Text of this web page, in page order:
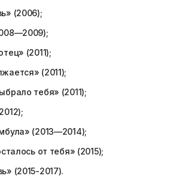
(2006);
(2011);
(2011);
тебя» (2011);
(2013—2014);
от тебя» (2015);
(2015-2017).